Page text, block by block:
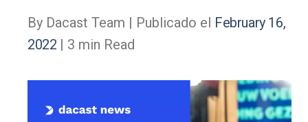
By Dacast Team | Publicado el February 16,
2022 | 3 min Read